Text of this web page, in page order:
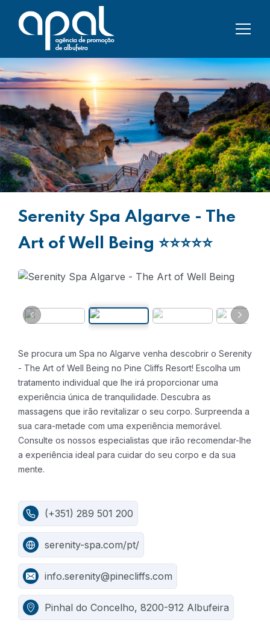
Serenity Spa Algarve - The
Art of Well Being ⭐⭐⭐⭐⭐
Se procura um Spa no Algarve venha descobrir o Serenity
- The Art of Well Being no Pine Cliffs Resort! Escolha um
tratamento individual que lhe irá proporcionar uma
experiência única de tranquilidade. Descubra as
massagens que irão revitalizar o seu corpo. Surpreenda a
sua cara-metade com uma experiência memorável.
Consulte os nossos especialistas que irão recomendar-lhe
a experiência ideal para cuidar do seu corpo e da sua
mente.
(+351) 289 501 200
serenity-spa.com/pt/
info.serenity@pinecliffs.com
Pinhal do Concelho, 8200-912 Albufeira